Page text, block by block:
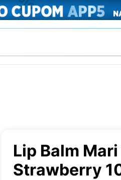
Lip Balm
Strawberry